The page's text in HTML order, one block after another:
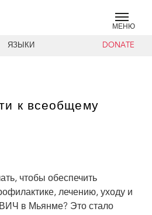
МЕНЮ
ЯЗЫКИ DONATE
к всеобщему
чтобы обеспечить
лечению, уходу и
в Мьянме? Это стало